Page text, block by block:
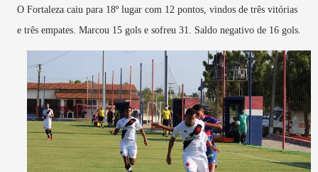
O Fortaleza caiu para 18º lugar com 12 pontos, vindos de três vitórias
e três empates. Marcou 15 gols e sofreu 31. Saldo negativo de 16 gols.